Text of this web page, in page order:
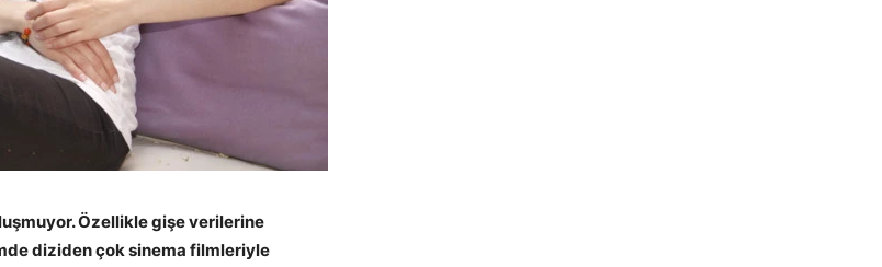
Özellikle gişe verilerine
diziden çok sinema filmleriyle